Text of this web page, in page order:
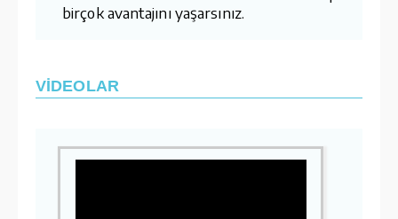
birçok avantajını yaşarsınız.
VİDEOLAR